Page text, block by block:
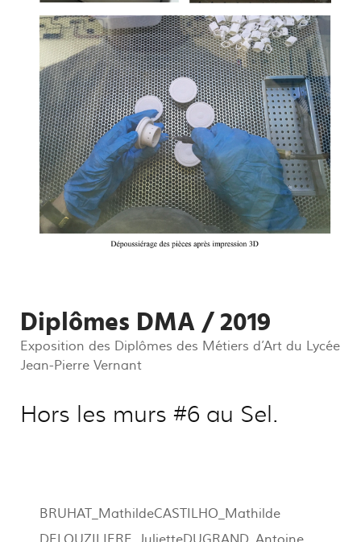
Diplômes DMA / 2019
Exposition des Diplômes des Métiers d’Art du Lycée
Jean-Pierre Vernant
Hors les murs #6 au Sel.
BRUHAT_MathildeCASTILHO_Mathilde